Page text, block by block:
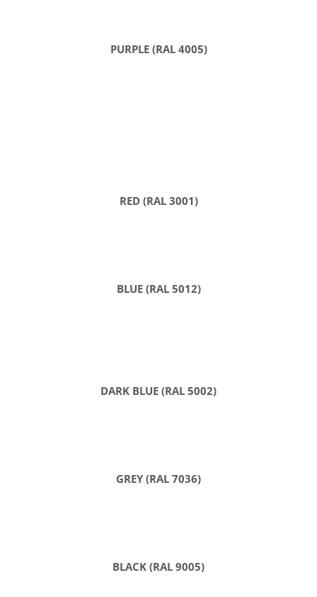
PURPLE (RAL 4005)
RED (RAL 3001)
BLUE (RAL 5012)
DARK BLUE (RAL 5002)
GREY (RAL 7036)
BLACK (RAL 9005)